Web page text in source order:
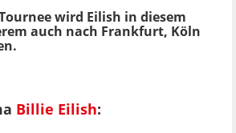
wird Eilish in diesem
auch nach Frankfurt, Köln
Billie Eilish: